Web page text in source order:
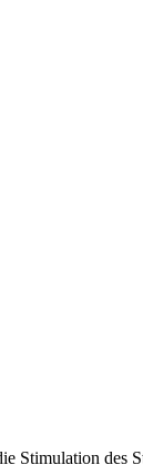
Stimulation des